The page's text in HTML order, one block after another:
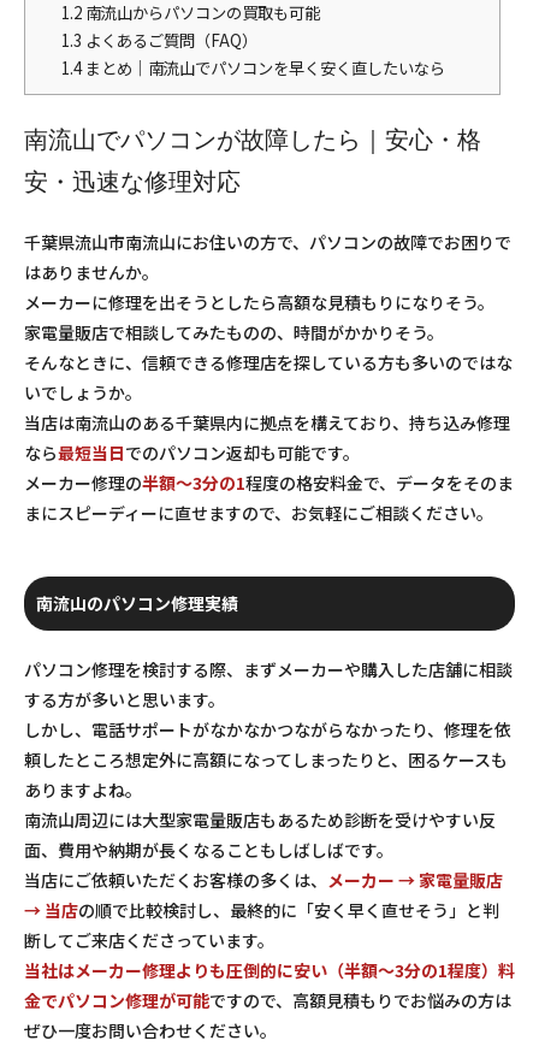
1.2南流山からパソコンの買取も可能
1.3 よくあるご質問（FAQ）
1.4まとめ｜南流山でパソコンを早く安く直したいなら
南流山でパソコンが故障したら｜安心・格
安・迅速な修理対応
千葉県流山市南流山にお住いの方で、パソコンの故障でお困りで
はありませんか。
メーカーに修理を出そうとしたら高額な見積もりになりそう。
家電量販店で相談してみたものの、時間がかかりそう。
そんなときに、信頼できる修理店を探している方も多いのではな
いでしょうか。
当店は南流山のある千葉県内に拠点を構えており、持ち込み修理
なら最短当日でのパソコン返却も可能です。
メーカー修理の半額～3分の1程度の格安料金で、データをそのま
まにスピーディーに直せますので、お気軽にご相談ください。
南流山のパソコン修理実績
パソコン修理を検討する際、まずメーカーや購入した店舗に相談
する方が多いと思います。
しかし、電話サポートがなかなかつながらなかったり、修理を依
頼したところ想定外に高額になってしまったりと、困るケースも
ありますよね。
南流山周辺には大型家電量販店もあるため診断を受けやすい反
面、費用や納期が長くなることもしばしばです。
当店にご依頼いただくお客様の多くは、 メーカー → 家電量販店
→ 当店の順で比較検討し、最終的に「安く早く直せそう」と判
断してご来店くださっています。
当社はメーカー修理よりも圧倒的に安い（半額～3分の1程度）料
金でパソコン修理が可能ですので、高額見積もりでお悩みの方は
ぜひ一度お問い合わせください。